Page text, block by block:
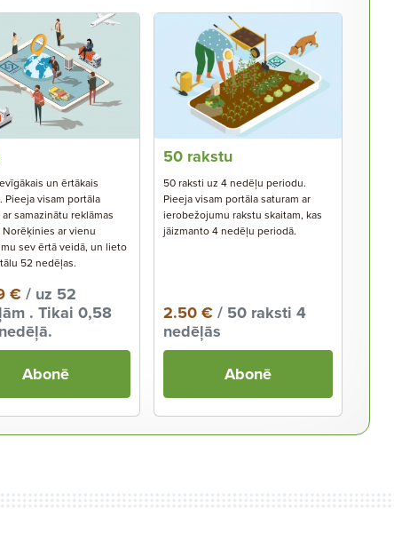
un ērtākais
Pieeja visam portāla
samazinātu reklāmas
ar vienu
sev ērtā veidā, un lieto
52 nedēļas.
€/ uz 52
. Tikai 0,58
Abonē
50 rakstu
50 raksti uz 4 nedēļu periodu.
Pieeja visam portāla saturam ar
ierobežojumu rakstu skaitam, kas
jāizmanto 4 nedēļu periodā.
2.50 €/ 50 raksti 4
nedēļās
Abonē